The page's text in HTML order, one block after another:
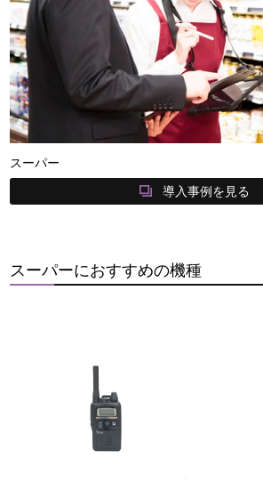
スーパー
導入事例を見る
スーパーにおすすめの機種